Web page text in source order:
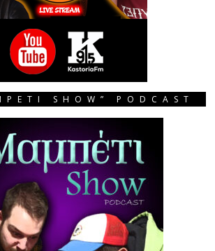
SHOW” PODCAST